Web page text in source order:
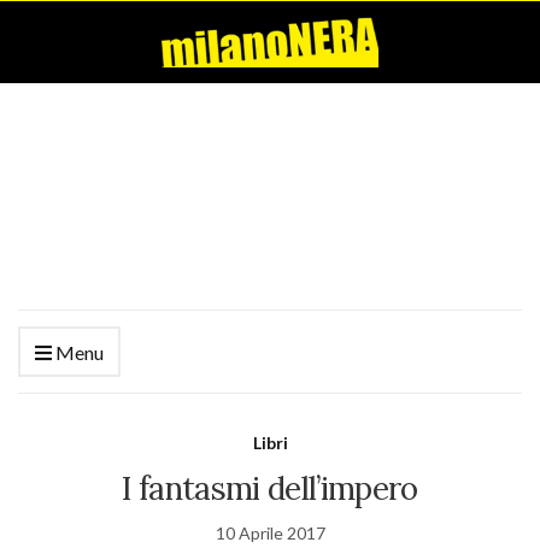
Menu
Libri
I fantasmi dell’impero
10 Aprile 2017